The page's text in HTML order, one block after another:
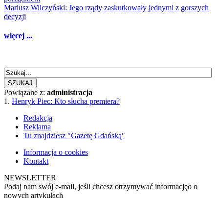
Mariusz Wilczyński: Jego rządy zaskutkowały jednymi z gorszych
decyzji
więcej ...
SZUKAJ
Powiązane z: administracja
1. Henryk Piec: Kto słucha premiera?
Redakcja
Reklama
Tu znajdziesz "Gazetę Gdańską"
Informacja o cookies
Kontakt
NEWSLETTER
Podaj nam swój e-mail, jeśli chcesz otrzymywać informacjęo o
nowych artykułach